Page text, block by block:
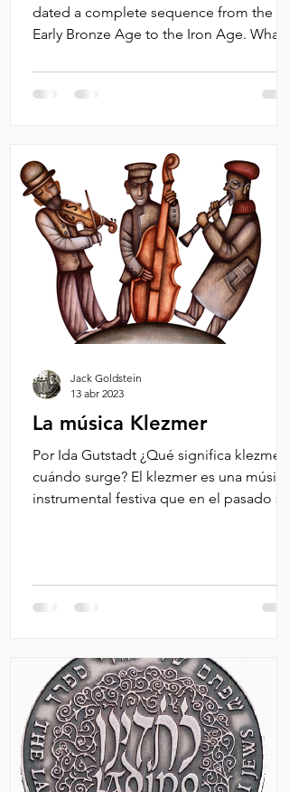
dated a complete sequence from the
Early Bronze Age to the Iron Age. What
La música Klezmer
Por Ida Gutstadt ¿Qué significa klezmer y
cuándo surge? El klezmer es una música
instrumental festiva que en el pasado se
Jack Goldstein
13 abr 2023